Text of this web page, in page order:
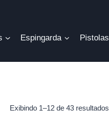
Espingarda Pistolas
Exibindo 1–12 de 43 resultados